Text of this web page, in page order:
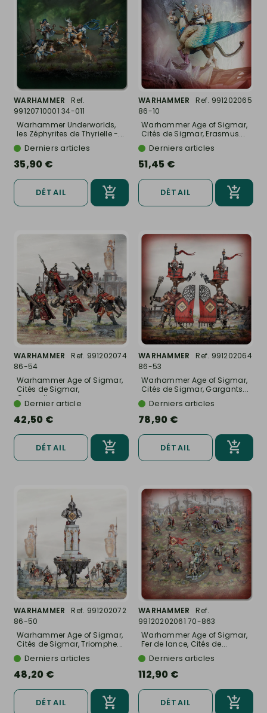
WARHAMMER
Ref.
99120710001 34-011
Warhammer Underworlds,
les Zéphyrites de Thyrielle -...
Derniers articles
35,90 €
DÉTAIL
WARHAMMER
Ref. 991202065
86-10
Warhammer Age of Sigmar,
Cités de Sigmar, Erasmus...
Derniers articles
51,45 €
DÉTAIL
WARHAMMER
Ref. 991202074
86-54
Warhammer Age of Sigmar,
Cités de Sigmar,
Grenadiers...
Dernier article
42,50 €
DÉTAIL
WARHAMMER
Ref. 991202064
86-53
Warhammer Age of Sigmar,
Cités de Sigmar, Gargants...
Derniers articles
78,90 €
DÉTAIL
WARHAMMER
Ref. 991202072
86-50
Warhammer Age of Sigmar,
Cités de Sigmar, Triomphe...
Derniers articles
48,20 €
DÉTAIL
WARHAMMER
Ref.
99120202061 70-863
Warhammer Age of Sigmar,
Fer de lance, Cités de...
Derniers articles
112,90 €
DÉTAIL